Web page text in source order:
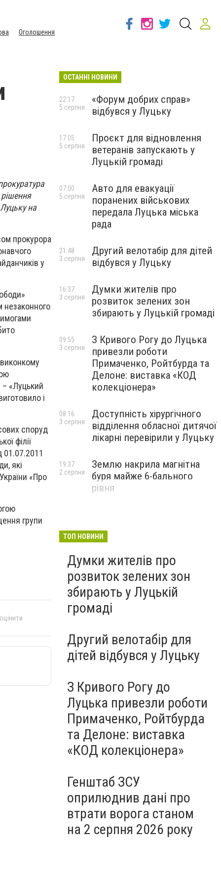
Оголошення
на
прокурора
у
незаконного
«Луцький
і
споруд
філії
01.07.2011
які
«Про
групи
ОСТАННІ НОВИНИ
«Форум добрих справ»
відбувся у Луцьку
22:17
5 серпня
Проєкт для відновлення
ветеранів запускають у
Луцькій громаді
17:05
5 серпня
Авто для евакуації
поранених військових
передала Луцька міська
рада
07:00
5 серпня
Другий велотабір для дітей
відбувся у Луцьку
21:48
3 серпня
Думки жителів про
розвиток зелених зон
збирають у Луцькій громаді
16:37
3 серпня
З Кривого Рогу до Луцька
привезли роботи
Примаченко, Ройтбурда та
Делоне: виставка «КОД
колекціонера»
09:55
3 серпня
Доступність хірургічного
відділення обласної дитячої
лікарні перевірили у Луцьку
08:16
3 серпня
Землю накрила магнітна
буря майже 6-бального
рівня
19:37
2 серпня
ТОП НОВИНИ
Думки жителів про
розвиток зелених зон
збирають у Луцькій
громаді
Другий велотабір для
дітей відбувся у Луцьку
З Кривого Рогу до
Луцька привезли роботи
Примаченко, Ройтбурда
та Делоне: виставка
«КОД колекціонера»
Генштаб ЗСУ
оприлюднив дані про
втрати ворога станом
на 2 серпня 2026 року